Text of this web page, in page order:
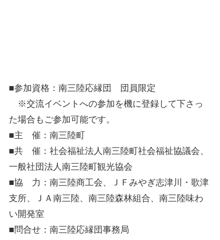
■参加資格：南三陸応縁団 団員限定
※交流イベントへの参加を機に登録して下さっ
た場合もご参加可能です。
■主 催：南三陸町
■共 催：社会福祉法人南三陸町社会福祉協議会、
一般社団法人南三陸町観光協会
■協 力：南三陸商工会、ＪＦみやぎ志津川・歌津
支所、ＪＡ南三陸、南三陸森林組合、南三陸味わ
い開発室
■問合せ：南三陸応縁団事務局